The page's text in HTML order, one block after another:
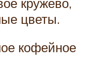
цветы.
кофейное